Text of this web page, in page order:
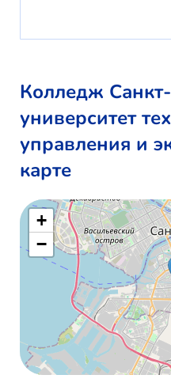
Колледж
университет
управления и
карте
+
−